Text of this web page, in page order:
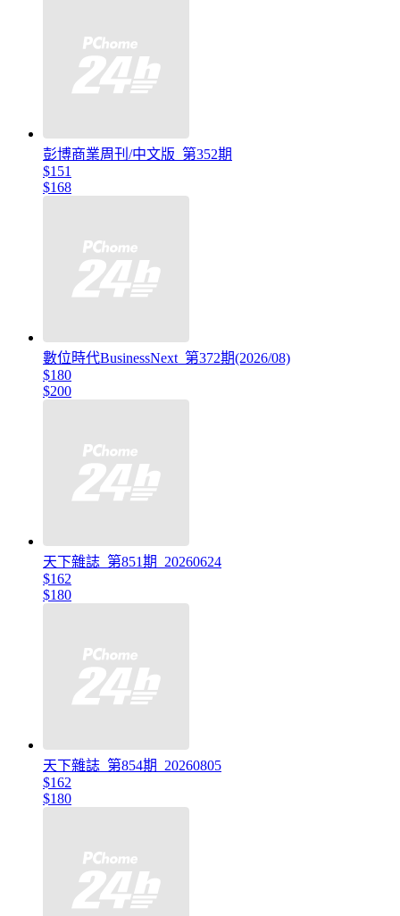
彭博商業周刊/中文版_第352期
$151
$168
數位時代BusinessNext_第372期(2026/08)
$180
$200
天下雜誌_第851期_20260624
$162
$180
天下雜誌_第854期_20260805
$162
$180